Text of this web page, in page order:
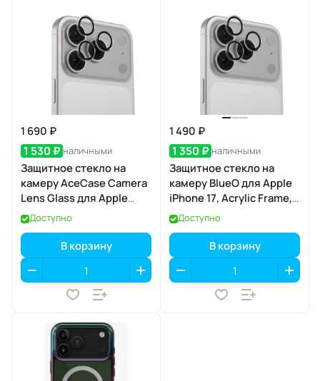
1 690 ₽
1 530 ₽ наличными
Защитное стекло на
камеру AceCase Camera
Lens Glass для Apple
iPhone 17 Pro / 17 Pro Max
Доступно
В корзину
1 490 ₽
1 350 ₽ наличными
Защитное стекло на
камеру BlueO для Apple
iPhone 17, Acrylic Frame,
2 шт., Clear
(прозрачный), с
аппликатором
Доступно
В корзину